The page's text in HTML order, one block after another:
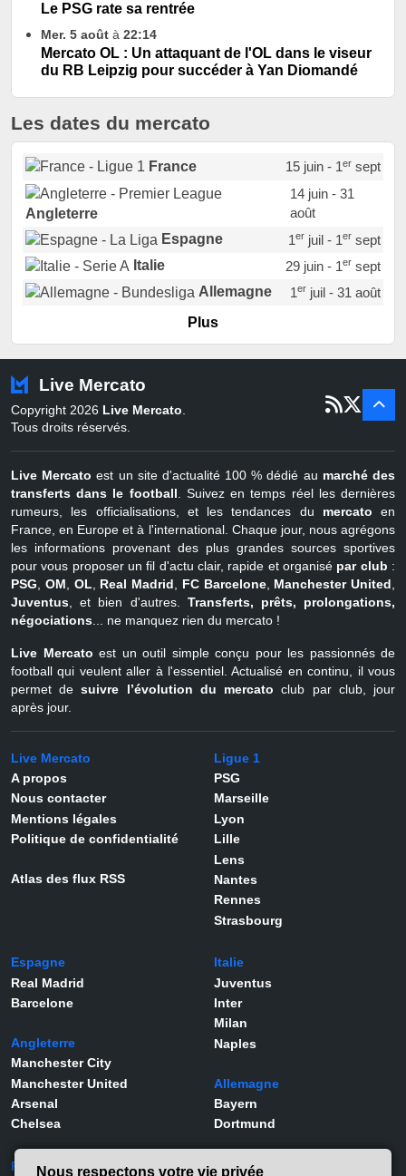
Le PSG rate sa rentrée
Mer. 5 août à 22:14
Mercato OL : Un attaquant de l'OL dans le viseur
du RB Leipzig pour succéder à Yan Diomandé
Les dates du mercato
France 15 juin - 1ersept
Angleterre
14 juin - 31
août
Espagne
1erjuil - 1ersept
Italie
29 juin - 1ersept
Allemagne
1erjuil - 31 août
Portugal
Pays-Bas
22 juin - 2 sept
Belgique
juil - 31
Plus
Live Mercato
Copyright 2026 Live Mercato.
Tous droits réservés.
Live Mercato est un site d'actualité 100 % dédié au marché des
transferts dans le football. Suivez en temps réel les dernières
rumeurs, les officialisations, et les tendances du mercato en
France, en Europe et à l'international. Chaque jour, nous agrégons
les informations provenant des plus grandes sources sportives
pour vous proposer un fil d'actu clair, rapide et organisé par club :
PSG, OM, OL, Real Madrid, FC Barcelone, Manchester United,
Juventus, et bien d'autres. Transferts, prêts, prolongations,
négociations... ne manquez rien du mercato !
Live Mercato est un outil simple conçu pour les passionnés de
football qui veulent aller à l'essentiel. Actualisé en continu, il vous
permet desuivre l’évolution du mercato club par club, jour
après jour.
Live Mercato
A propos
Nous contacter
Mentions légales
Politique de confidentialité
Atlas des flux RSS
Ligue 1
PSG
Marseille
Lyon
Lille
Lens
Nantes
Rennes
Strasbourg
Espagne
Real Madrid
Barcelone
Angleterre
Manchester City
Manchester United
Arsenal
Chelsea
Italie
Juventus
Inter
Milan
Naples
Allemagne
Bayern
Dortmund
Portugal Joueurs
Nous respectons votre vie privée